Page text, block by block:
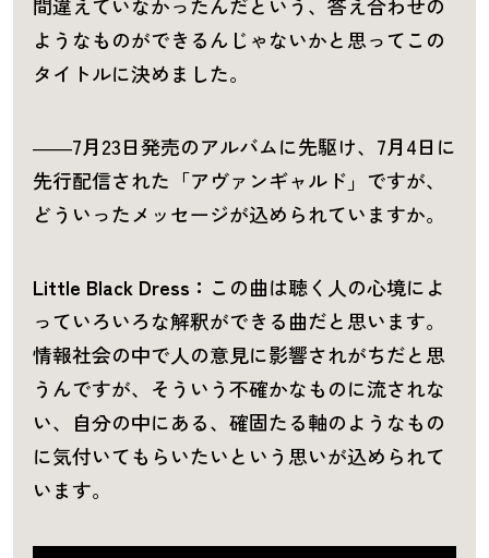
間違えていなかったんだという、答え合わせの
ようなものができるんじゃないかと思ってこの
タイトルに決めました。
――7月23日発売のアルバムに先駆け、7月4日に
先行配信された「アヴァンギャルド」ですが、
どういったメッセージが込められていますか。
Little Black Dress： この曲は聴く人の心境によ
っていろいろな解釈ができる曲だと思います。
情報社会の中で人の意見に影響されがちだと思
うんですが、そういう不確かなものに流されな
い、自分の中にある、確固たる軸のようなもの
に気付いてもらいたいという思いが込められて
います。